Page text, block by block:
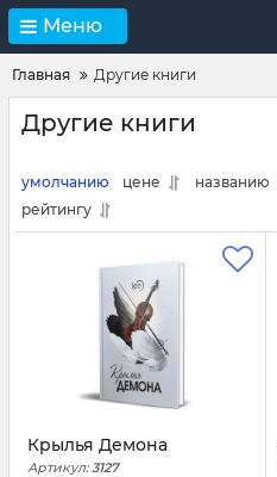
Меню
Главная Другие книги
Другие книги
умолчанию цене
названию
рейтингу
Крылья Демона
Артикул: 3127